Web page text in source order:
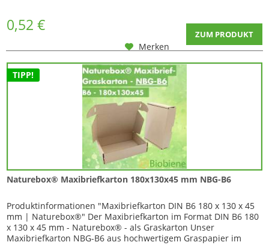
0,52 € ZUM PRODUKT
Merken
TIPP!
Naturebox® Maxibriefkarton 180x130x45 mm NBG-B6
Produktinformationen "Maxibriefkarton DIN B6 180 x 130 x 45
mm | Naturebox®" Der Maxibriefkarton im Format DIN B6 180
x 130 x 45 mm - Naturebox® - als Graskarton Unser
Maxibriefkarton NBG-B6 aus hochwertigem Graspapier im